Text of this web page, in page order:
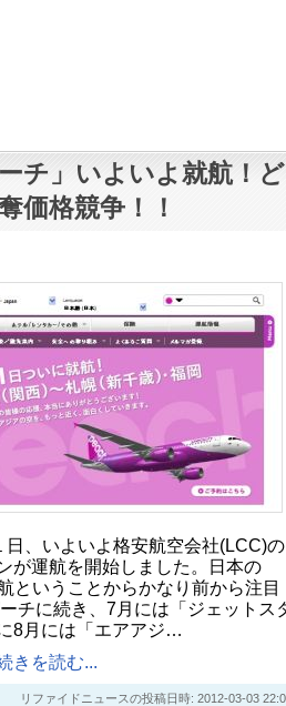
チ」いよいよ就航！ど
価格競争！！
、いよいよ格安航空会社(LCC)の
が運航を開始しました。日本の
ということからかなり前から注目
チに続き、7月には「ジェットス
8月には「エアアジ…
きを読む...
リファイドニュースの投稿日時: 2012-03-03